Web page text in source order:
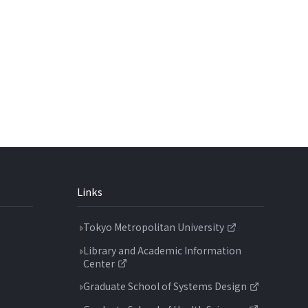
Links
Tokyo Metropolitan University
Library and Academic Information
Center
Graduate School of Systems Design